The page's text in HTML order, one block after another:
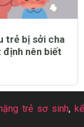
trẻ bị sởi cha
định nên biết
trẻ sơ sinh,kể